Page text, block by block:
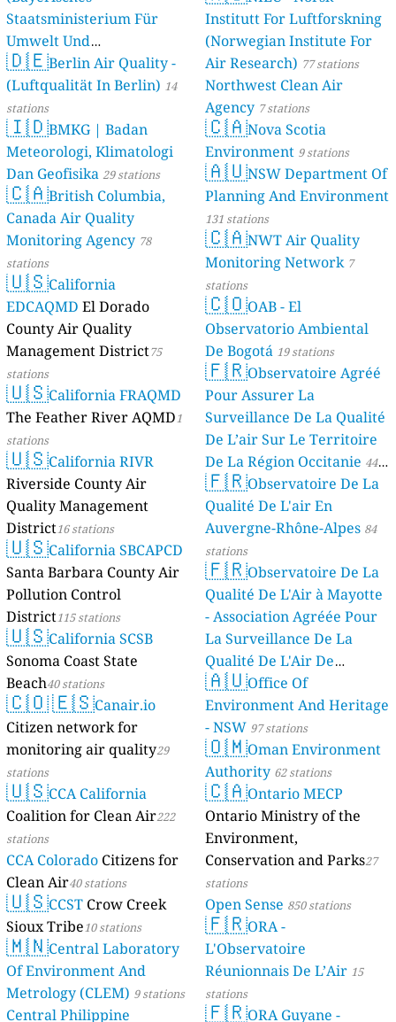
Staatsministerium Für
Umwelt Und
Verbraucherschutz) - LfU
46 stations
🇩🇪Berlin Air Quality -
(Luftqualität In Berlin) 14
stations
🇮🇩BMKG | Badan
Meteorologi, Klimatologi
Dan Geofisika 29 stations
🇨🇦British Columbia,
Canada Air Quality
Monitoring Agency 78
stations
🇺🇸California
EDCAQMD El Dorado
County Air Quality
Management District75
stations
🇺🇸California FRAQMD
The Feather River AQMD1
stations
🇺🇸California RIVR
Riverside County Air
Quality Management
District16 stations
🇺🇸California SBCAPCD
Santa Barbara County Air
Pollution Control
District115 stations
🇺🇸California SCSB
Sonoma Coast State
Beach40 stations
🇨🇴🇪🇸Canair.io
Citizen network for
monitoring air quality29
stations
🇺🇸CCA California
Coalition for Clean Air222
stations
CCA Colorado Citizens for
Clean Air40 stations
🇺🇸CCST Crow Creek
Sioux Tribe10 stations
🇲🇳Central Laboratory
Of Environment And
Metrology (CLEM) 9 stations
Central Philippine
Institutt For Luftforskning
(Norwegian Institute For
Air Research) 77 stations
Northwest Clean Air
Agency 7 stations
🇨🇦Nova Scotia
Environment 9 stations
🇦🇺NSW Department Of
Planning And Environment
131 stations
🇨🇦NWT Air Quality
Monitoring Network 7
stations
🇨🇴OAB - El
Observatorio Ambiental
De Bogotá 19 stations
🇫🇷Observatoire Agréé
Pour Assurer La
Surveillance De La Qualité
De L’air Sur Le Territoire
De La Région Occitanie 44
stations
🇫🇷Observatoire De La
Qualité De L'air En
Auvergne-Rhône-Alpes 84
stations
🇫🇷Observatoire De La
Qualité De L'Air à Mayotte
- Association Agréée Pour
La Surveillance De La
Qualité De L'Air De
Mayotte 4 stations
🇦🇺Office Of
Environment And Heritage
- NSW 97 stations
🇴🇲Oman Environment
Authority 62 stations
🇨🇦Ontario MECP
Ontario Ministry of the
Environment,
Conservation and Parks27
stations
Open Sense 850 stations
🇫🇷ORA -
L'Observatoire
Réunionnais De L’Air 15
stations
🇫🇷ORA Guyane -